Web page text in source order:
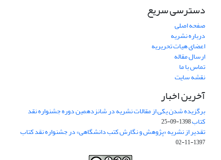
دسترسی سریع
صفحه اصلی
درباره نشریه
اعضای هیات تحریریه
ارسال مقاله
تماس با ما
نقشه سایت
آخرین اخبار
برگزیده شدن یکی از مقالات نشریه در شانزدهمین دوره جشنواره نقد
کتاب1398-09-25
تقدیر از نشریه «پژوهش و نگارش کتب دانشگاهی» در جشنواره نقد کتاب
1397-11-02